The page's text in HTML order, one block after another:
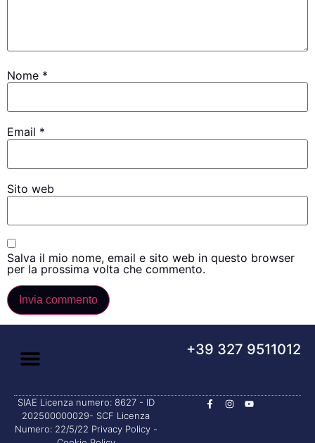
Nome *
Email *
Sito web
Salva il mio nome, email e sito web in questo browser
per la prossima volta che commento.
+39 327 9511012
SIAE Licenza numero: 8627 - ID
202500000029- SCF Licenza
Numero: 22/5/22 Privacy Policy-